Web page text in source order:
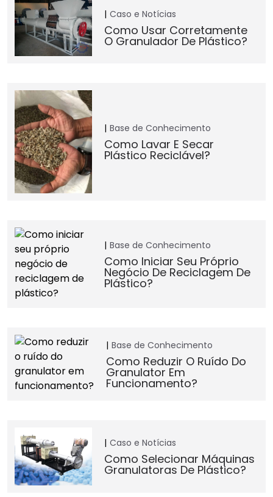
Caso e Notícias
Como Usar Corretamente
O Granulador De Plástico?
Base de Conhecimento
Como Lavar E Secar
Plástico Reciclável?
Base de Conhecimento
Como Iniciar Seu Próprio
Negócio De Reciclagem De
Plástico?
Base de Conhecimento
Como Reduzir O Ruído Do
Granulator Em
Funcionamento?
Caso e Notícias
Como Selecionar Máquinas
Granulatoras De Plástico?